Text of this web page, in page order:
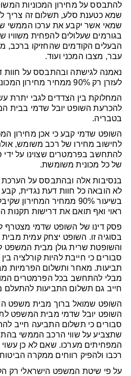
להתבסס על מחירון המכוניות
שמא כטענת סלע, תשלום זה צריך
שמאי אשר יקבע את ערכו הממשי
בגורמים שעלולים להפחית
הבעלים הקודמים שהחזיקו ברכב,
עבר, מצבו המכני ועוד.
נאמנה לגישתה ובהתבסס על
לעזרן רק 90% ממחיר מחירון המכוניות המשומשות.
המחלוקת בין הצדדים לגבי יתרת
להכרעת השופט יובל שדמי בבית
בטבריה.
השופט שדמי קבע כי אכן מחירון
לחישוב מחירו של רכב משומש,
להתחשב בפרמטרים שצוינו על
של כל מכונית משומשת.
בנסיבות אלה ובהתבסס על
לא הובאה כל חוות דעת נגדית, קבע
בשיעור 90% ממחיר
ראוי ואף תואם את דרישות תקנות
פסק דינו של השופט שדמי מצטרף
בסוגיה זו. השופט יצחק עמית
והשופטת שרית גולן מבית המשפט
סבורים כי חייבת להיות קורלציה
תביעות. מאחר ותשלום הפרמיות
מבלי להתחשב בכל הפרמטרים
חייב גם תשלום התביעות
השופט שמואל ברוך מבית משפט
השופט יובל שדמי מבית המשפט
סבורים כי תשלום התביעה חייב
שתצביע על שווי הרכב הממשי
המפחיתים מערכו. שאם לא כן עשוי
רכבו ולהפיק רווחים ממקרה
על פי שיטת המשפט הישראלי רק